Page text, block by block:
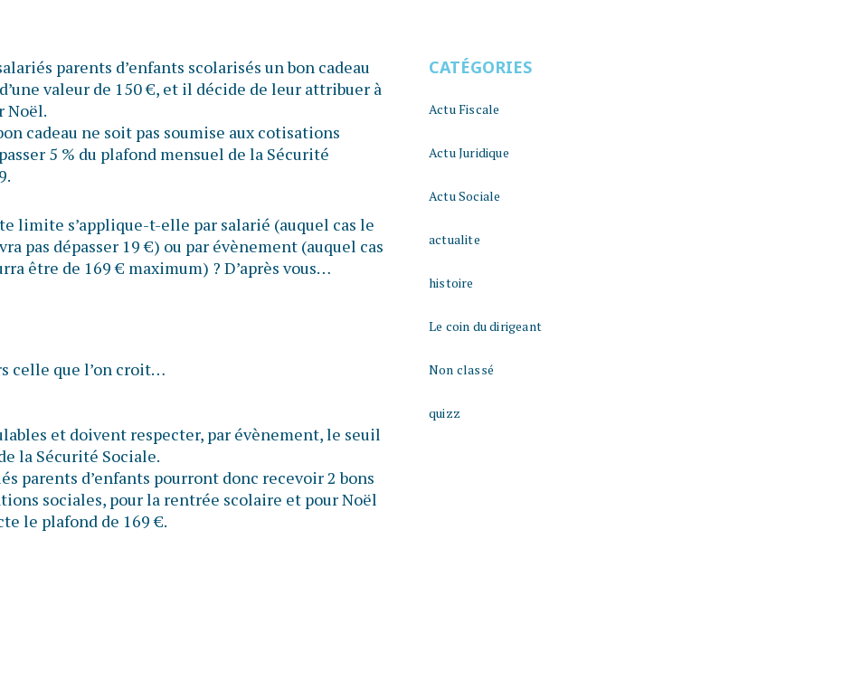
parents d’enfants scolarisés un bon cadeau
valeur de 150 €, et il décide de leur attribuer à
Noël.
cadeau ne soit pas soumise aux cotisations
5 % du plafond mensuel de la Sécurité
limite s’applique-t-elle par salarié (auquel cas le
pas dépasser 19 €) ou par évènement (auquel cas
être de 169 € maximum) ? D’après vous…
celle que l’on croit…
et doivent respecter, par évènement, le seuil
la Sécurité Sociale.
parents d’enfants pourront donc recevoir 2 bons
sociales, pour la rentrée scolaire et pour Noël
le plafond de 169 €.
CATÉGORIES
Actu Fiscale
Actu Juridique
Actu Sociale
actualite
histoire
Le coin du dirigeant
Non classé
quizz